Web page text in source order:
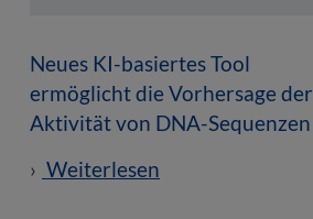
Neues KI-basiertes Tool
ermöglicht die Vorhersage der
Aktivität von DNA-Sequenzen
Weiterlesen